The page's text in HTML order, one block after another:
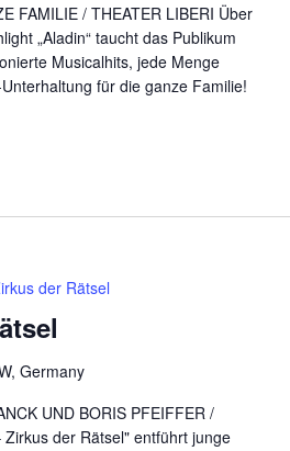
FAMILIE / THEATER LIBERI Über
„Aladin“ taucht das Publikum
Musicalhits, jede Menge
für die ganze Familie!
der Rätsel
Germany
UND BORIS PFEIFFER /
Zirkus der Rätsel" entführt junge